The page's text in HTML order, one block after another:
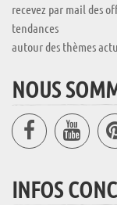
recevez par mail des
tendances
autour des thèmes
NOUS
INFOS